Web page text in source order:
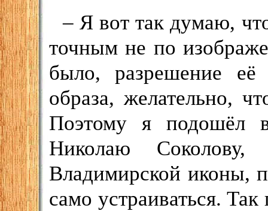
– Я вот так думаю,
точным не по
было, разрешение её
образа, желательно,
Поэтому я подошёл
Николаю Соколову,
Владимирской иконы,
само устраиваться.